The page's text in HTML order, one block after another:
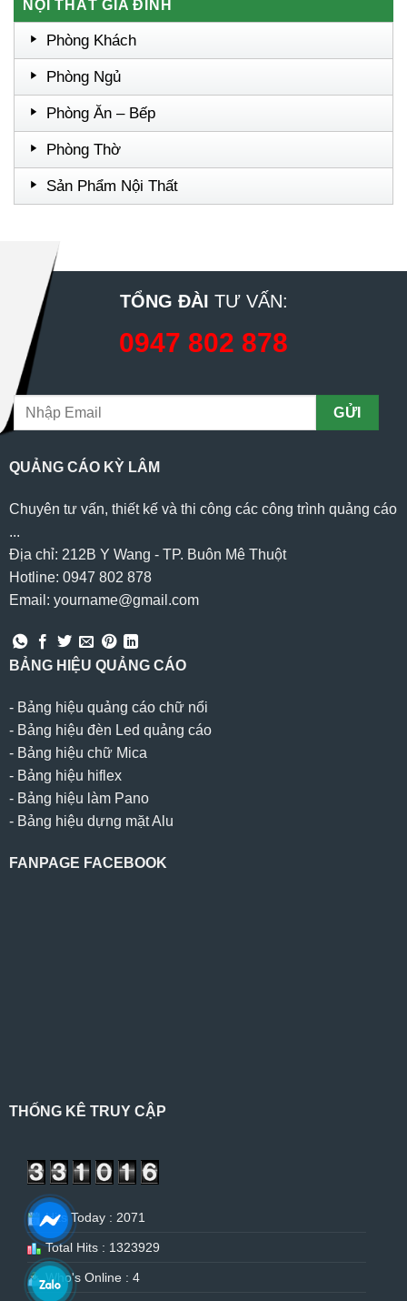
NỘI THẤT GIA ĐÌNH
Phòng Khách
Phòng Ngủ
Phòng Ăn – Bếp
Phòng Thờ
Sản Phẩm Nội Thất
TỔNG ĐÀI TƯ VẤN:
0947 802 878
QUẢNG CÁO KỲ LÂM
Chuyên tư vấn, thiết kế và thi công các công trình quảng cáo
...
Địa chỉ: 212B Y Wang - TP. Buôn Mê Thuột
Hotline: 0947 802 878
Email: yourname@gmail.com
BẢNG HIỆU QUẢNG CÁO
- Bảng hiệu quảng cáo chữ nổi
- Bảng hiệu đèn Led quảng cáo
- Bảng hiệu chữ Mica
- Bảng hiệu hiflex
- Bảng hiệu làm Pano
- Bảng hiệu dựng mặt Alu
FANPAGE FACEBOOK
THỐNG KÊ TRUY CẬP
Hits Today : 2071
Total Hits : 1323929
Who's Online : 4